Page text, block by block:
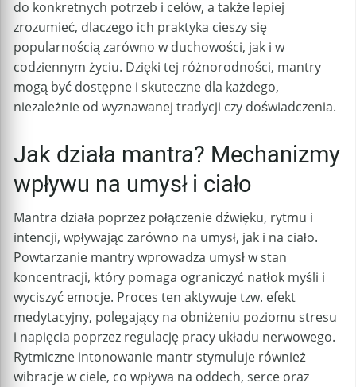
do konkretnych potrzeb i celów, a także lepiej
zrozumieć, dlaczego ich praktyka cieszy się
popularnością zarówno w duchowości, jak i w
codziennym życiu. Dzięki tej różnorodności, mantry
mogą być dostępne i skuteczne dla każdego,
niezależnie od wyznawanej tradycji czy doświadczenia.
Jak działa mantra? Mechanizmy
wpływu na umysł i ciało
Mantra działa poprzez połączenie dźwięku, rytmu i
intencji, wpływając zarówno na umysł, jak i na ciało.
Powtarzanie mantry wprowadza umysł w stan
koncentracji, który pomaga ograniczyć natłok myśli i
wyciszyć emocje. Proces ten aktywuje tzw. efekt
medytacyjny, polegający na obniżeniu poziomu stresu
i napięcia poprzez regulację pracy układu nerwowego.
Rytmiczne intonowanie mantr stymuluje również
wibracje w ciele, co wpływa na oddech, serce oraz